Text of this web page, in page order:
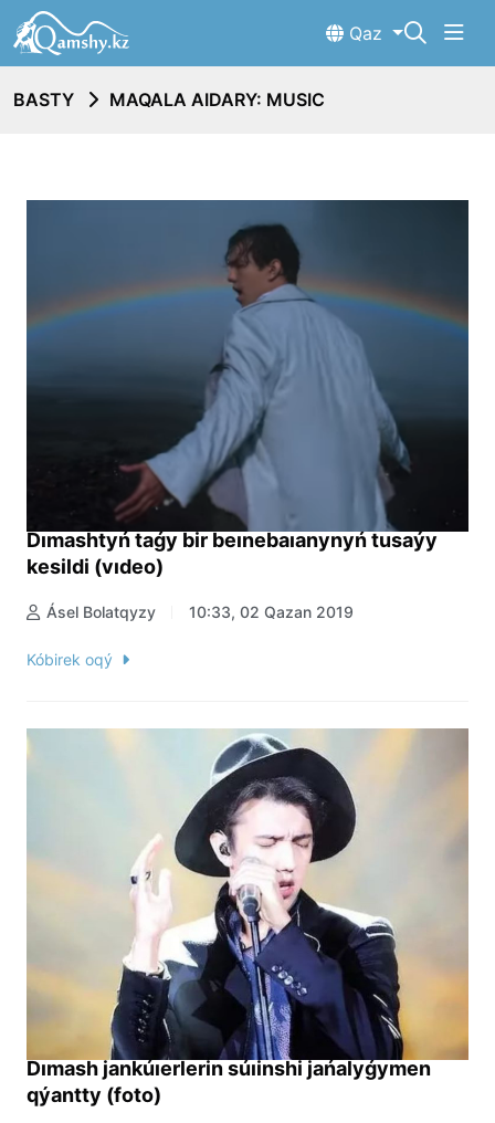
Qaz
BASTY MAQALA AIDARY: MUSIC
Dımashtyń taǵy bir beınebaıanynyń tusaýy
kesildi (vıdeo)
Ásel Bolatqyzy 10:33, 02 Qazan 2019
Kóbirek oqý
Dımash jankúıerlerin súıinshi jańalyǵymen
qýantty (foto)